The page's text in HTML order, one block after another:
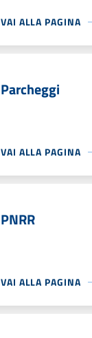
VAI ALLA PAGINA
Parcheggi
VAI ALLA PAGINA
PNRR
VAI ALLA PAGINA